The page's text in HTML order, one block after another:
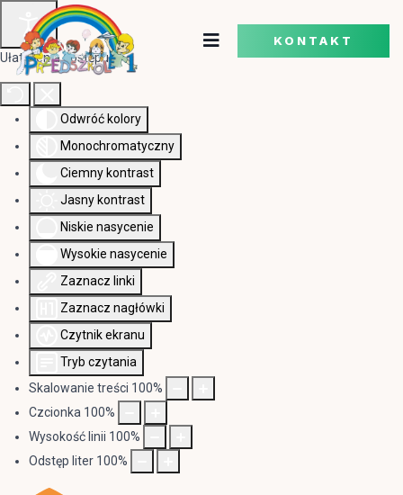
Ułatwienia dostępu
Odwróć kolory
Monochromatyczny
Ciemny kontrast
Jasny kontrast
Niskie nasycenie
Wysokie nasycenie
Zaznacz linki
Zaznacz nagłówki
Czytnik ekranu
Tryb czytania
Skalowanie treści 100%
Czcionka 100%
Wysokość linii 100%
Odstęp liter 100%
KONTAKT